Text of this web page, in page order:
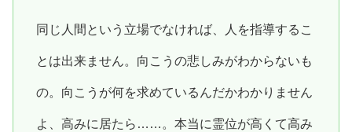
同じ人間という立場でなければ、人を指導するこ
とは出来ません。向こうの悲しみがわからないも
の。向こうが何を求めているんだかわかりません
よ、高みに居たら……。本当に霊位が高くて高み